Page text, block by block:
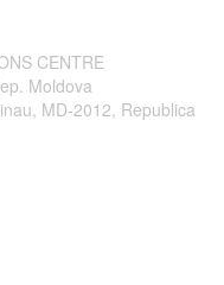
CENTRE
Moldova
MD-2012, Republica